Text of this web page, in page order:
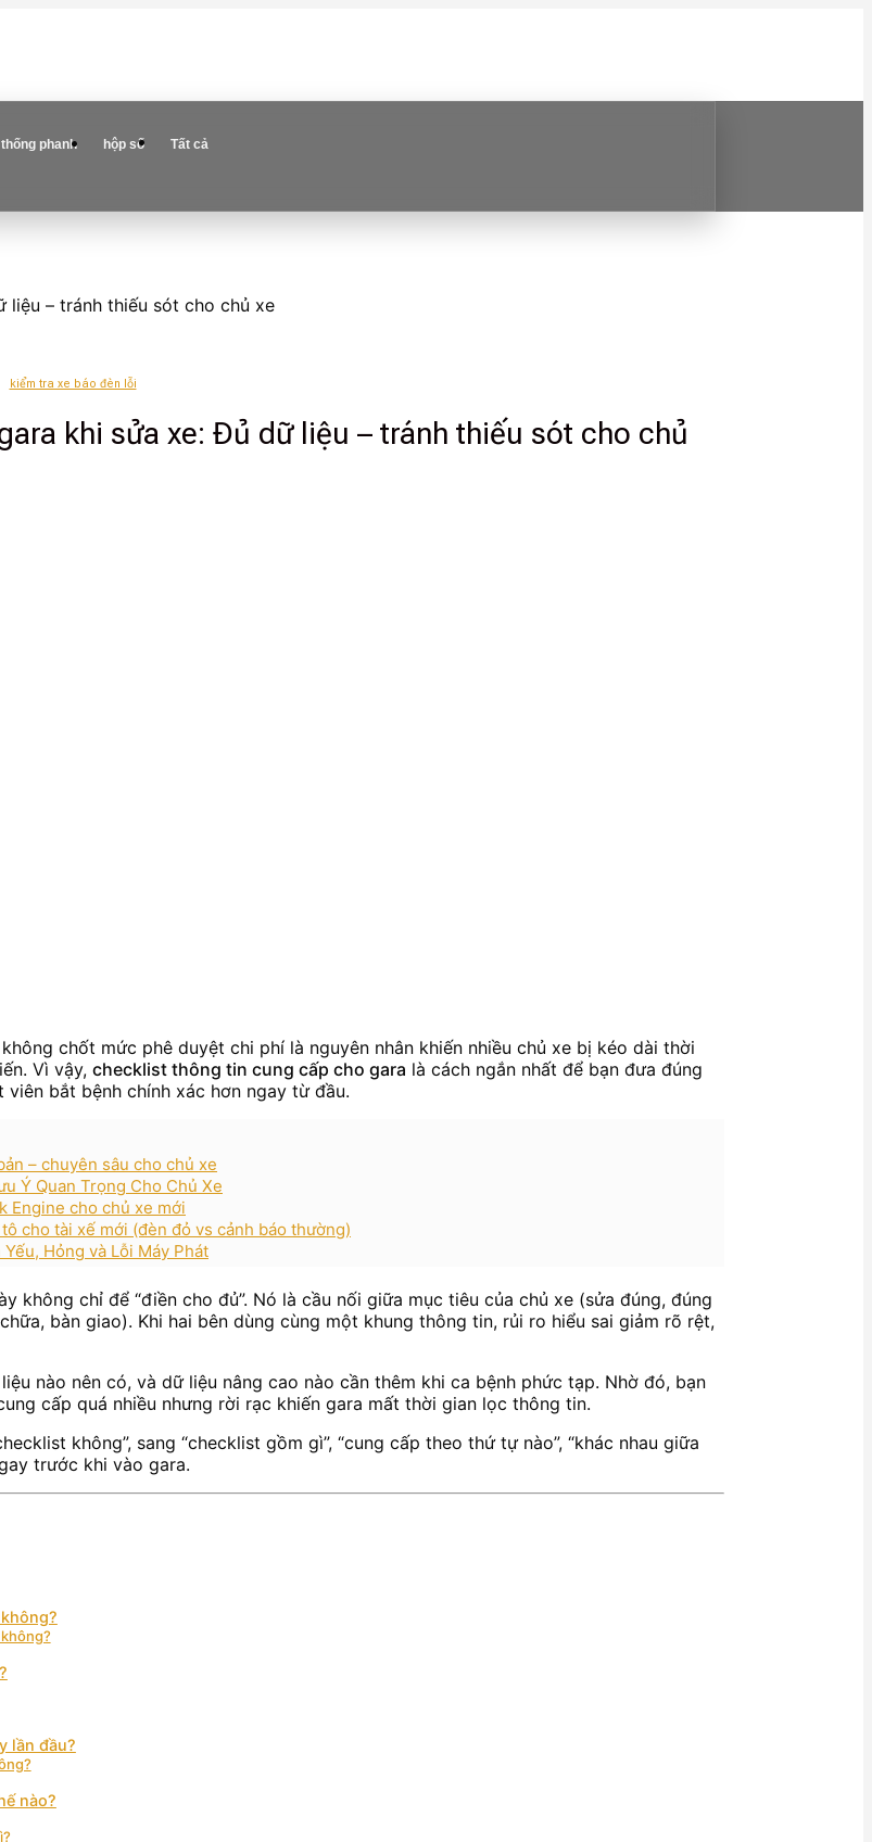
thống phanh hộp số Tất cả
liệu – tránh thiếu sót cho chủ xe
kiểm tra xe báo đèn lỗi
khi sửa xe: Đủ dữ liệu – tránh thiếu sót cho chủ
chốt mức phê duyệt chi phí là nguyên nhân khiến nhiều chủ xe bị kéo dài thời
Vì vậy, checklist thông tin cung cấp cho gara là cách ngắn nhất để bạn đưa đúng
bắt bệnh chính xác hơn ngay từ đầu.
– chuyên sâu cho chủ xe
Ý Quan Trọng Cho Chủ Xe
Engine cho chủ xe mới
cho tài xế mới (đèn đỏ vs cảnh báo thường)
Hỏng và Lỗi Máy Phát
không chỉ để “điền cho đủ”. Nó là cầu nối giữa mục tiêu của chủ xe (sửa đúng, đúng
bàn giao). Khi hai bên dùng cùng một khung thông tin, rủi ro hiểu sai giảm rõ rệt,
nào nên có, và dữ liệu nâng cao nào cần thêm khi ca bệnh phức tạp. Nhờ đó, bạn
cấp quá nhiều nhưng rời rạc khiến gara mất thời gian lọc thông tin.
không”, sang “checklist gồm gì”, “cung cấp theo thứ tự nào”, “khác nhau giữa
trước khi vào gara.
lần đầu?
nào?